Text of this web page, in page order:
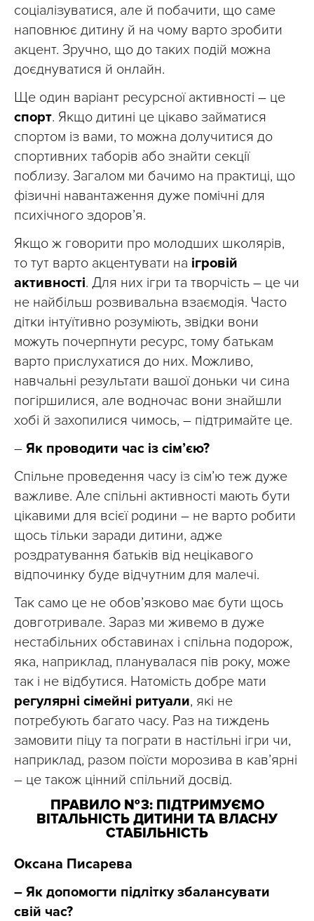
соціалізуватися, але й побачити, що саме
наповнює дитину й на чому варто зробити
акцент. Зручно, що до таких подій можна
доєднуватися й онлайн.
Ще один варіант ресурсної активності – це
спорт. Якщо дитині це цікаво займатися
спортом із вами, то можна долучитися до
спортивних таборів або знайти секції
поблизу. Загалом ми бачимо на практиці, що
фізичні навантаження дуже помічні для
психічного здоров’я.
Якщо ж говорити про молодших школярів,
то тут варто акцентувати на ігровій
активності. Для них ігри та творчість – це чи
не найбільш розвивальна взаємодія. Часто
дітки інтуїтивно розуміють, звідки вони
можуть почерпнути ресурс, тому батькам
варто прислухатися до них. Можливо,
навчальні результати вашої доньки чи сина
погіршилися, але водночас вони знайшли
хобі й захопилися чимось, – підтримайте це.
– Як проводити час із сім’єю?
Спільне проведення часу із сімʼю теж дуже
важливе. Але спільні активності мають бути
цікавими для всієї родини – не варто робити
щось тільки заради дитини, адже
роздратування батьків від нецікавого
відпочинку буде відчутним для малечі.
Так само це не обов’язково має бути щось
довготривале. Зараз ми живемо в дуже
нестабільних обставинах і спільна подорож,
яка, наприклад, планувалася пів року, може
так і не відбутися. Натомість добре мати
регулярні сімейні ритуали, які не
потребують багато часу. Раз на тиждень
замовити піцу та пограти в настільні ігри чи,
наприклад, разом поїсти морозива в кав’ярні
– це також цінний спільний досвід.
ПРАВИЛО № 3: ПІДТРИМУЄМО
ВІТАЛЬНІСТЬ ДИТИНИ ТА ВЛАСНУ
СТАБІЛЬНІСТЬ
Оксана Писарева
– Як допомогти підлітку збалансувати
свій час?